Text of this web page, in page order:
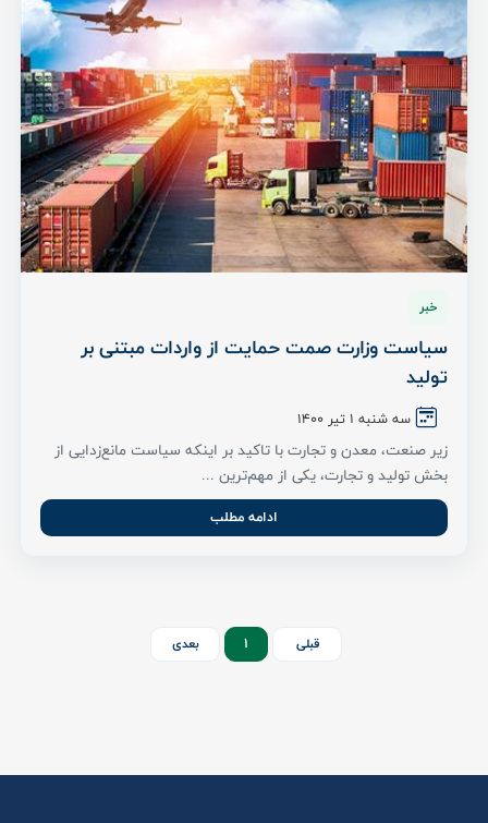
خبر
سیاست وزارت صمت حمایت از واردات مبتنی بر
تولید
سه شنبه ۱ تیر ۱۴۰۰
زیر صنعت، معدن و تجارت با تاکید بر اینکه سیاست مانع‌زدایی از
بخش تولید و تجارت، یکی از مهم‌ترین ...
ادامه مطلب
قبلی 1 بعدی